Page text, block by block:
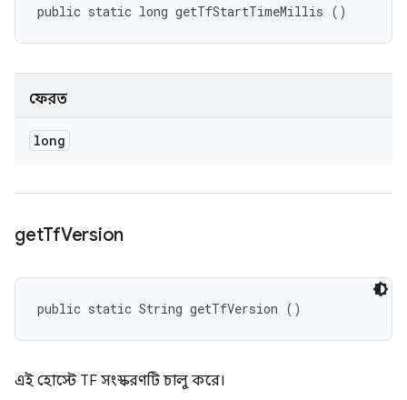
public static long getTfStartTimeMillis ()
ফেরত
long
getTfVersion
public static String getTfVersion ()
এই হোস্টে TF সংস্করণটি চালু করে।